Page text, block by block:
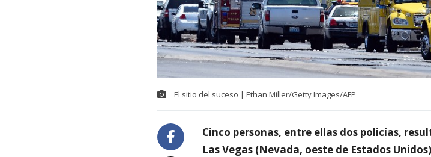
El sitio del suceso | Ethan Miller/Getty Images/AFP
Cinco personas, entre ellas dos policías,
Las Vegas (Nevada, oeste de Estados